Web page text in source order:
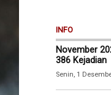
INFO
November
386 Kejadian
Senin, 1